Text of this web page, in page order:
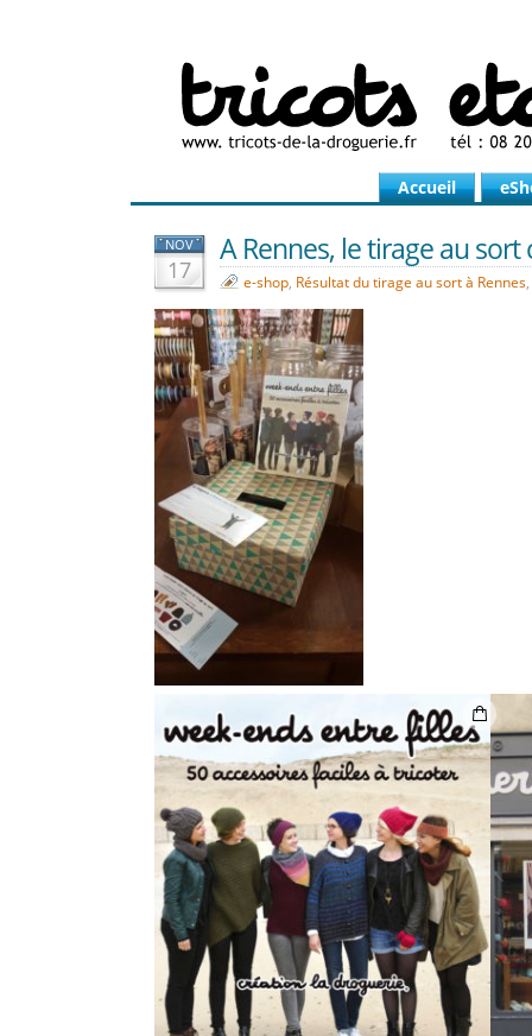
Accueil
NOV
17
A Rennes, le tirage au sort
e-shop, Résultat du tirage au sort à Rennes,